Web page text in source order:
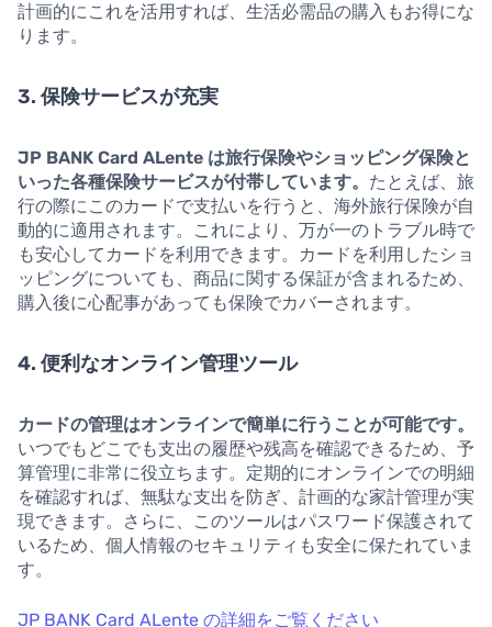
計画的にこれを活用すれば、生活必需品の購入もお得にな
ります。
3. 保険サービスが充実
JP BANK Card ALente は旅行保険やショッピング保険と
いった各種保険サービスが付帯しています。 たとえば、旅
行の際にこのカードで支払いを行うと、海外旅行保険が自
動的に適用されます。これにより、万が一のトラブル時で
も安心してカードを利用できます。カードを利用したショ
ッピングについても、商品に関する保証が含まれるため、
購入後に心配事があっても保険でカバーされます。
4. 便利なオンライン管理ツール
カードの管理はオンラインで簡単に行うことが可能です。
いつでもどこでも支出の履歴や残高を確認できるため、予
算管理に非常に役立ちます。定期的にオンラインでの明細
を確認すれば、無駄な支出を防ぎ、計画的な家計管理が実
現できます。さらに、このツールはパスワード保護されて
いるため、個人情報のセキュリティも安全に保たれていま
す。
JP BANK Card ALente の詳細をご覧ください